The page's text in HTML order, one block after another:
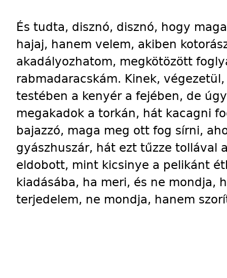
És tudta, disznó, disznó, hogy
hajaj, hanem velem, akiben
akadályozhatom, megkötözött
rabmadaracskám. Kinek,
testében a kenyér a fejében, de
megakadok a torkán, hát kacagni
bajazzó, maga meg ott fog sírni,
gyászhuszár, hát ezt tűzze tollával
eldobott, mint kicsinye a pelikánt
kiadásába, ha meri, és ne mondja,
terjedelem, ne mondja, hanem